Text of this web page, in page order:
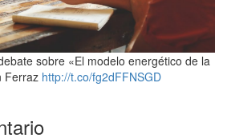
sobre «El modelo energético de la
Ferraz http://t.co/fg2dFFNSGD